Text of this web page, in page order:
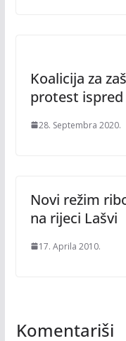
Koalicija za
protest ispred
28. Septembra 2020.
Novi režim
na rijeci Lašvi
17. Aprila 2010.
Komentariši